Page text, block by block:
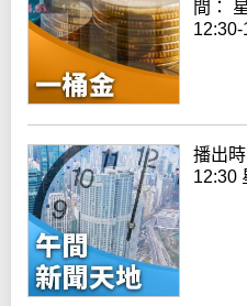
間：
播出
12:30